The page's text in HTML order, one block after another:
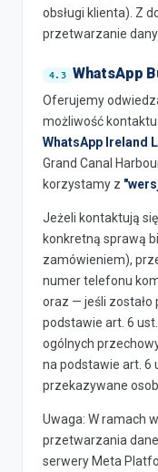
obsługi klienta). Z
przetwarzanie
WhatsApp
Oferujemy
możliwość
WhatsApp Ireland
Grand Canal
korzystamy z
Jeżeli kontaktują
konkretną sprawą
zamówieniem),
numer telefonu
oraz — jeśli zostało
podstawie art. 6
ogólnych
na podstawie art. 6
przekazywane
Uwaga: W ramach
przetwarzania
serwery Meta